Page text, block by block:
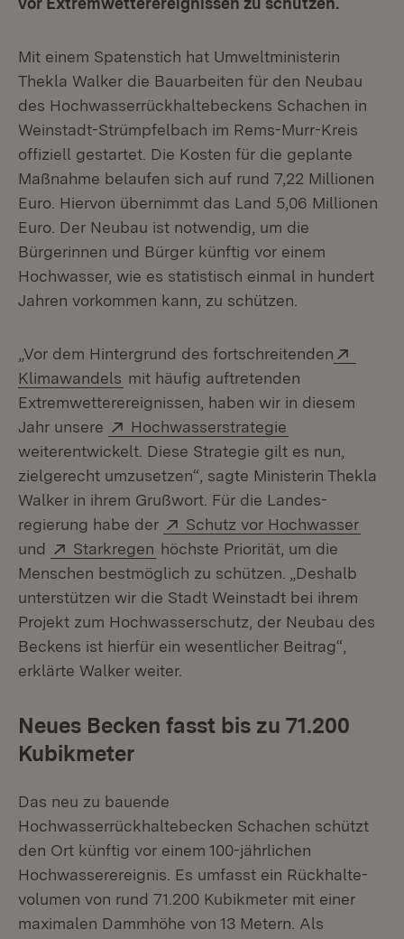
Mit einem Spatenstich hat Umweltministerin
Thekla Walker die Bauarbeiten für den Neubau
des Hochwasserrückhaltebeckens Schachen in
Weinstadt-Strümpfelbach im Rems-Murr-Kreis
offiziell gestartet. Die Kosten für die geplante
Maßnahme belaufen sich auf rund 7,22 Millionen
Euro. Hiervon übernimmt das Land 5,06 Millionen
Euro. Der Neubau ist notwendig, um die
Bürgerinnen und Bürger künftig vor einem
Hochwasser, wie es statistisch einmal in hundert
Jahren vorkommen kann, zu schützen.
„Vor dem Hintergrund des fortschreitenden
Klimawandels (Öffnet in neuem Fenster)
mit häufig auftreten­den
Extremwetterereignissen, haben wir in diesem
Jahr unsere
Extern:
Hoch­wasserstrategie
weiterentwickelt. Diese Strategie gilt es nun,
zielgerecht umzu­setzen“, sagte Ministerin Thekla
Walker in ihrem Grußwort. Für die Landes­
regierung habe der
Extern:
Schutz vor Hochwasser
und
Extern:
Starkregen (Öffnet in neuem Fenster)
höchste Priorität, um die
Menschen bestmöglich zu schützen. „Deshalb
unterstützen wir die Stadt Weinstadt bei ihrem
Projekt zum Hochwasserschutz, der Neubau des
Beckens ist hierfür ein wesentlicher Beitrag“,
erklärte Walker weiter.
Neues Becken fasst bis zu 71.200
Kubikmeter
Das neu zu bauende
Hochwasserrückhaltebecken Schachen schützt
den Ort künftig vor einem 100-jährlichen
Hochwasserereignis. Es umfasst ein Rückhalte­
volumen von rund 71.200 Kubikmeter mit einer
maximalen Dammhöhe von 13 Metern. Als